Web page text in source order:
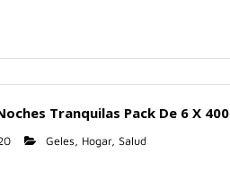
Tranquilas Pack De 6 X
Geles Hogar, Salud